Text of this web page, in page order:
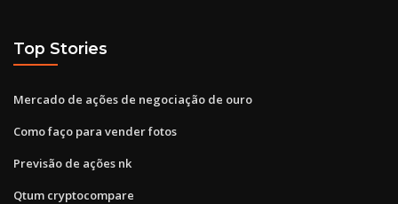
Top Stories
Mercado de ações de negociação de ouro
Como faço para vender fotos
Previsão de ações nk
Qtum cryptocompare